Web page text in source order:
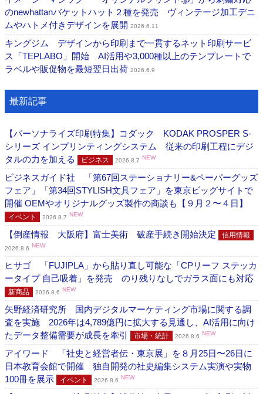
のnewhattanバケットハット２種を発売 ヴィンテージ加工デニ
ムやハトメ付きデザインを展開 2026.6.11
キングジム デザインから印刷まで一貫するネット印刷サービ
ス「TEPLABO」開始 AI活用や3,000種以上のテンプレートで
ラベルや販促物を最短翌日出荷 2026.6.9
最新記事
【パーソナライズ印刷特集】コダック KODAK PROSPER S-
シリーズ インプリンティングシステム 従来の印刷工程にデジ
タルの力を加える
ビジネス 2026.8.7 NEW
ビジネスガイド社 「第67回ステーショナリー&ペーパーグッズ
フェア」「第34回STYLISH文具フェア」を東京ビッグサイトで
開催 OEMやオリジナルグッズ製作の商談も【９月２〜４日】
イベント 2026.8.7 NEW
【倒産情報 大阪府】富士美術 破産手続き開始決定 信用情報
2026.8.6 NEW
ヒサゴ 「FUJIPLA」から貼り直し可能な「CPリーフ ステッカ
ータイプ 自己吸着」を発売 のり残りなしでガラス面にも対応
新商品 2026.8.6 NEW
矢野経済研究所 国内デジタルマーケティング市場に関する調
査を実施 2026年は4,789億円に拡大する見通し、AI活用に向け
たデータ整備需要が成長を牽引
市場・統計 2026.8.6 NEW
アイワード 「社史と経営者伝・東京展」を８月25日〜26日に
日本教育会館で開催 独自開発の社史編集システム実演や実物
100冊を展示
イベント 2026.8.6 NEW